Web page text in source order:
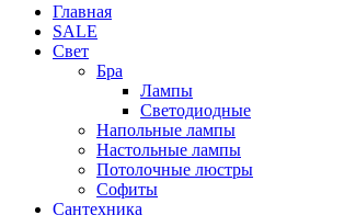
Главная
SALE
Свет
Бра
Лампы
Светодиодные
Напольные лампы
Настольные лампы
Потолочные люстры
Софиты
Сантехника